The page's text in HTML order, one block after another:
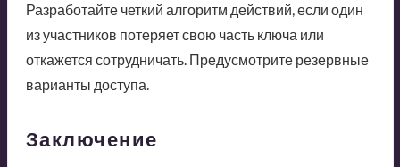
Разработайте четкий алгоритм действий, если один
из участников потеряет свою часть ключа или
откажется сотрудничать. Предусмотрите резервные
варианты доступа.
Заключение